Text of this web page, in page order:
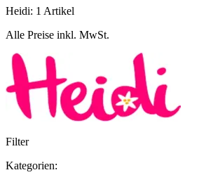
Heidi: 1 Artikel
Alle Preise inkl. MwSt.
Filter
Kategorien: